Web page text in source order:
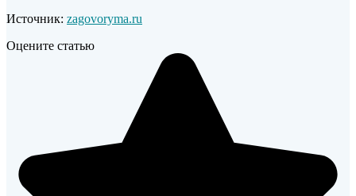
Источник: zagovoryma.ru
Оцените статью